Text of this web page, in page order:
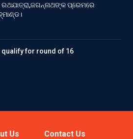
ପ୍ରେମରେ
qualify for round of 16
Us Contact Us